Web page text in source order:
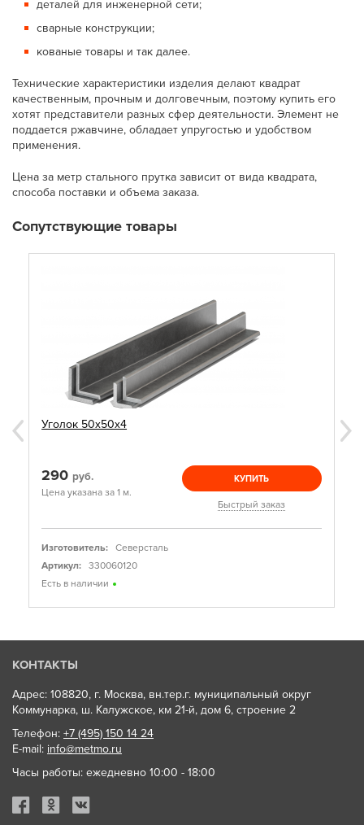
деталей для инженерной сети;
сварные конструкции;
кованые товары и так далее.
Технические характеристики изделия делают квадрат
качественным, прочным и долговечным, поэтому купить его
хотят представители разных сфер деятельности. Элемент не
поддается ржавчине, обладает упругостью и удобством
применения.
Цена за метр стального прутка зависит от вида квадрата,
способа поставки и объема заказа.
Сопутствующие товары
Уголок 50х50х4
290 руб.
Цена указана за 1 м.
КУПИТЬ
Быстрый заказ
Изготовитель:
Северсталь
Артикул:
330060120
Есть в наличии
КОНТАКТЫ
Адрес: 108820, г. Москва, вн.тер.г. муниципальный округ
Коммунарка, ш. Калужское, км 21-й, дом 6, строение 2
Телефон: +7 (495) 150 14 24
E-mail: info@metmo.ru
Часы работы: ежедневно 10:00 - 18:00